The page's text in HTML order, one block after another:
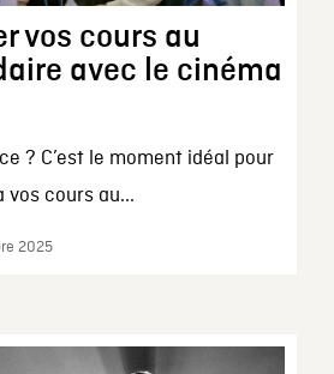
vos cours au
avec le cinéma
? C’est le moment idéal pour
cours au...
2025